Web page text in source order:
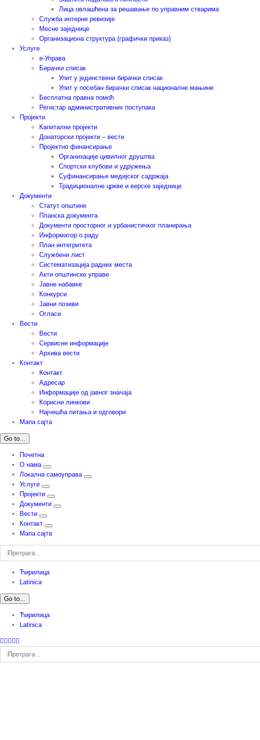
Лица овлашћена за решавање по управним стварима
Служба интерне ревизије
Месне заједнице
Организациона структура (графички приказ)
Услуге
е-Управа
Бирачки списак
Упит у јединствени бирачки списак
Упит у посебан бирачки списак националне мањине
Бесплатна правна помоћ
Регистар административних поступака
Пројекти
Капитални пројекти
Донаторски пројекти – вести
Пројектно финансирање
Организације цивилног друштва
Спортски клубови и удружења
Суфинансирање медијског садржаја
Традиционалне цркве и верске заједнице
Документи
Статут општине
Планска документа
Документи просторног и урбанистичког планирања
Информатор о раду
План интегритета
Службени лист
Систематизација радних места
Акти општинске управе
Јавне набавке
Конкурси
Јавни позиви
Огласи
Вести
Вести
Сервисне информације
Архива вести
Контакт
Контакт
Адресар
Информације од јавног значаја
Корисни линкови
Најчешћа питања и одговори
Мапа сајта
Go to...
Почетна
О нама
Локална самоуправа
Услуге
Пројекти
Документи
Вести
Контакт
Мапа сајта
Претрага:
Ћирилица
Latinica
Go to...
Ћирилица
Latinica
Facebook
Instagram
YouTube
Twitter
пошта
Претрага: